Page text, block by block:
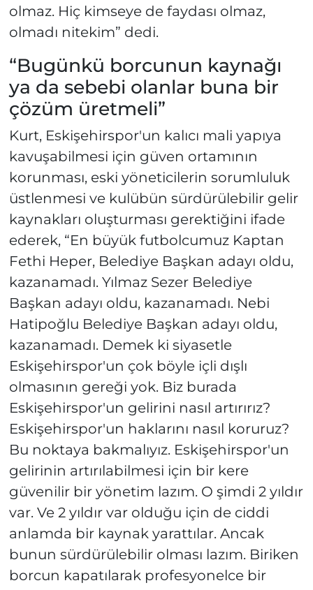
olmaz. Hiç kimseye de faydası olmaz,
olmadı nitekim” dedi.
“Bugünkü borcunun kaynağı
ya da sebebi olanlar buna bir
çözüm üretmeli”
Kurt, Eskişehirspor'un kalıcı mali yapıya
kavuşabilmesi için güven ortamının
korunması, eski yöneticilerin sorumluluk
üstlenmesi ve kulübün sürdürülebilir gelir
kaynakları oluşturması gerektiğini ifade
ederek, “En büyük futbolcumuz Kaptan
Fethi Heper, Belediye Başkan adayı oldu,
kazanamadı. Yılmaz Sezer Belediye
Başkan adayı oldu, kazanamadı. Nebi
Hatipoğlu Belediye Başkan adayı oldu,
kazanamadı. Demek ki siyasetle
Eskişehirspor'un çok böyle içli dışlı
olmasının gereği yok. Biz burada
Eskişehirspor'un gelirini nasıl artırırız?
Eskişehirspor'un haklarını nasıl koruruz?
Bu noktaya bakmalıyız. Eskişehirspor'un
gelirinin artırılabilmesi için bir kere
güvenilir bir yönetim lazım. O şimdi 2 yıldır
var. Ve 2 yıldır var olduğu için de ciddi
anlamda bir kaynak yarattılar. Ancak
bunun sürdürülebilir olması lazım. Biriken
borcun kapatılarak profesyonelce bir